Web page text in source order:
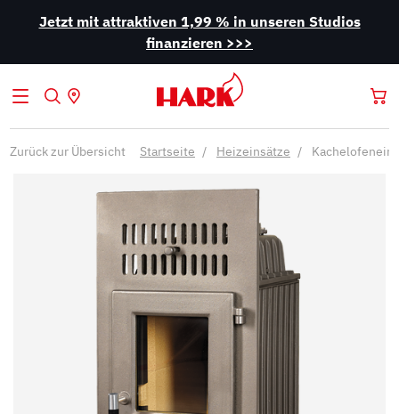
Jetzt mit attraktiven 1,99 % in unseren Studios
finanzieren >>>
Zurück zur Übersicht Startseite Heizeinsätze